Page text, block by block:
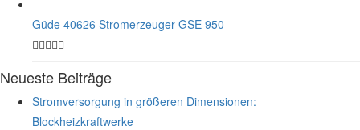
Güde 40626 Stromerzeuger GSE 950
Neueste Beiträge
Stromversorgung in größeren Dimensionen:
Blockheizkraftwerke